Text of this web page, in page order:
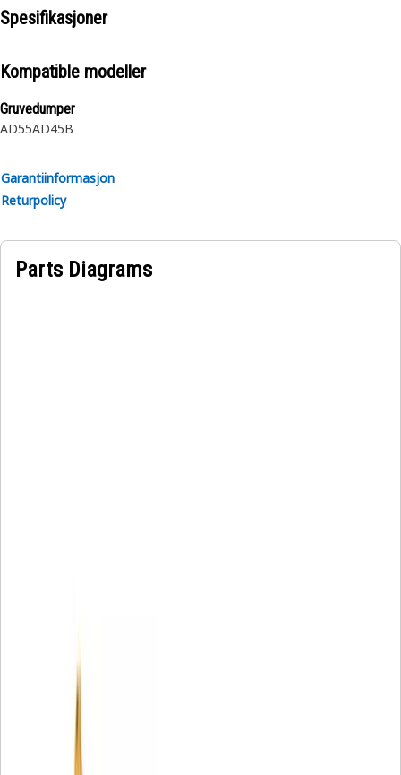
Spesifikasjoner
Kompatible modeller
Gruvedumper
AD55AD45B
Garantiinformasjon
Returpolicy
Parts Diagrams